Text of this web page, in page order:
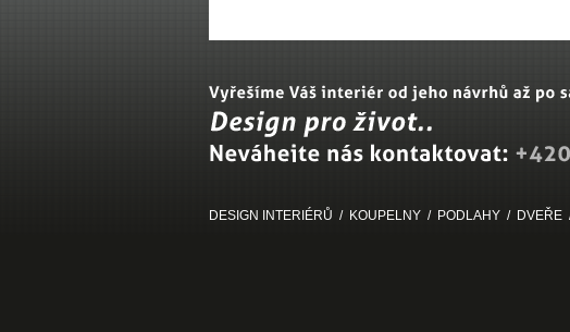
DESIGN INTERIÉRŮ / KOUPELNY / PODLAHY / DVEŘE